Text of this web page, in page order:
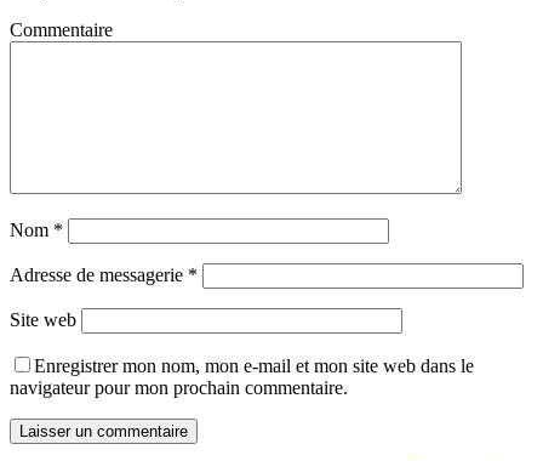
Commentaire
Nom *
Adresse de messagerie *
Site web
Enregistrer mon nom, mon e-mail et mon site web dans le
navigateur pour mon prochain commentaire.